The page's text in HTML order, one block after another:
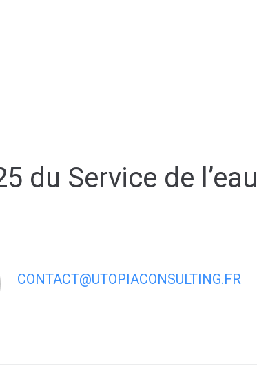
du Service de l’eau
CONTACT@UTOPIACONSULTING.FR